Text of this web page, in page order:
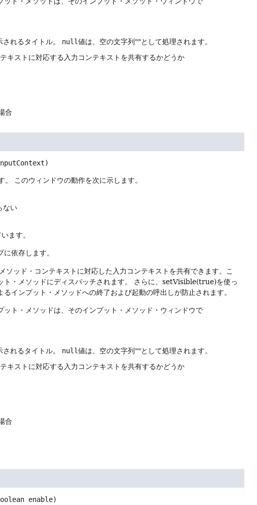
れるタイトル。 null値は、空の文字列""として処理されます。
キストに対応する入力コンテキストを共有するかどうか
合
このウィンドウの動作を次に示します。
ない
ます。
依存します。
ド・コンテキストに対応した入力コンテキストを共有できます。こ
・メソッドにディスパッチされます。
さらに、setVisible(true)を使っ
インプット・メソッドへの終了および起動の呼出しが防止されます。
ト・メソッドは、そのインプット・メソッド・ウィンドウで
れるタイトル。 null値は、空の文字列""として処理されます。
キストに対応する入力コンテキストを共有するかどうか
合
enable)